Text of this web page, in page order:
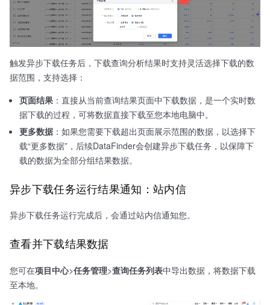
触发异步下载任务后，下载查询分析结果时支持灵活选择下载的数
据范围，支持选择：
页面结果 ：直接从当前查询结果页面中下载数据，是一个实时数
据下载的过程，可将数据直接下载至您本地电脑中。
更多数据 ：如果您需要下载超出页面展示范围的数据，以选择下
载“更多数据”，后续DataFinder会创建异步下载任务，以保障下
载的数据为全部分组结果数据。
异步下载任务运行结果通知：站内信
异步下载任务运行完成后，会通过站内信通知您。
查看并下载结果数据
您可在项目中心>任务管理>查询任务列表中导出数据，将数据下载
至本地。